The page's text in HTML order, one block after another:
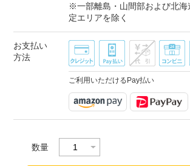
※一部離島・山間部および北海
定エリアを除く
お支払い
方法
ご利用いただけるPay払い
数量